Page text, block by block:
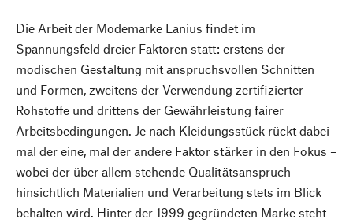
Die Arbeit der Modemarke Lanius findet im
Spannungsfeld dreier Faktoren statt: erstens der
modischen Gestaltung mit anspruchsvollen Schnitten
und Formen, zweitens der Verwendung zertifizierter
Rohstoffe und drittens der Gewährleistung fairer
Arbeitsbedingungen. Je nach Kleidungsstück rückt dabei
mal der eine, mal der andere Faktor stärker in den Fokus –
wobei der über allem stehende Qualitätsanspruch
hinsichtlich Materialien und Verarbeitung stets im Blick
behalten wird. Hinter der 1999 gegründeten Marke steht